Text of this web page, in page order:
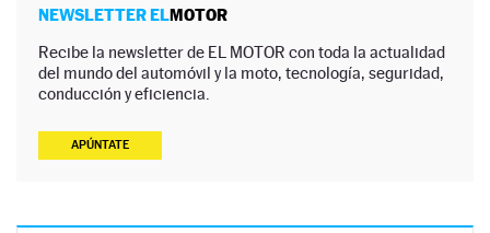
NEWSLETTER ELMOTOR
Recibe la newsletter de EL MOTOR con toda la actualidad
del mundo del automóvil y la moto, tecnología, seguridad,
conducción y eficiencia.
APÚNTATE